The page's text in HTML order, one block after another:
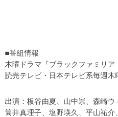
■番組情報
木曜ドラマ『ブラックファミリア
読売テレビ・日本テレビ系毎週木
出演：板谷由夏、山中崇、森崎ウ
筒井真理子、塩野瑛久、平山祐